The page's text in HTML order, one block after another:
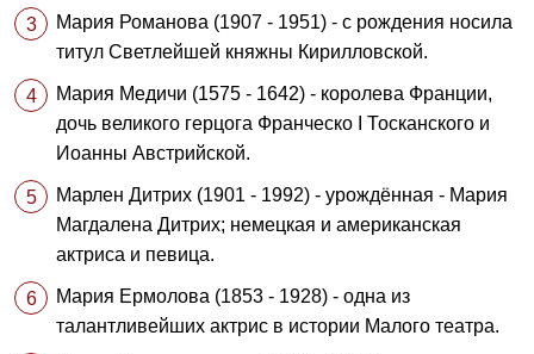
Мария Романова (1907 - 1951) - с рождения носила
титул Светлейшей княжны Кирилловской.
Мария Медичи (1575 - 1642) - королева Франции,
дочь великого герцога Франческо I Тосканского и
Иоанны Австрийской.
Марлен Дитрих (1901 - 1992) - урождённая - Мария
Магдалена Дитрих; немецкая и американская
актриса и певица.
Мария Ермолова (1853 - 1928) - одна из
талантливейших актрис в истории Малого театра.